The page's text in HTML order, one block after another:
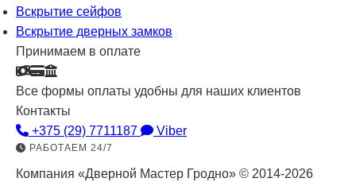
Вскрытие сейфов
Вскрытие дверных замков
Принимаем в оплате
Все формы оплаты удобны для наших клиентов
Контакты
+375 (29) 7711187
Viber
РАБОТАЕМ 24/7
Компания «Дверной Мастер Гродно» © 2014-2026